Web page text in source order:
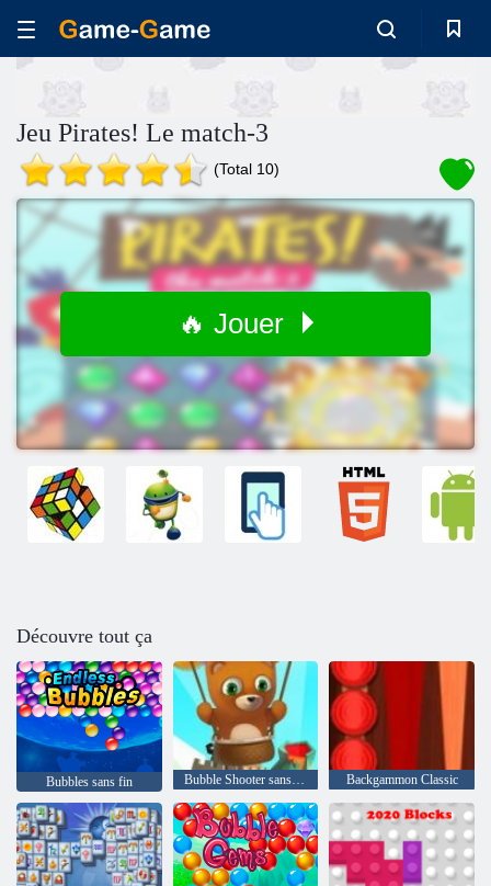
Jeu Pirates! Le match-3
(Total 10)
🔥 Jouer
Découvre tout ça
Bubbles sans fin Bubble Shooter sans fin Backgammon Classic